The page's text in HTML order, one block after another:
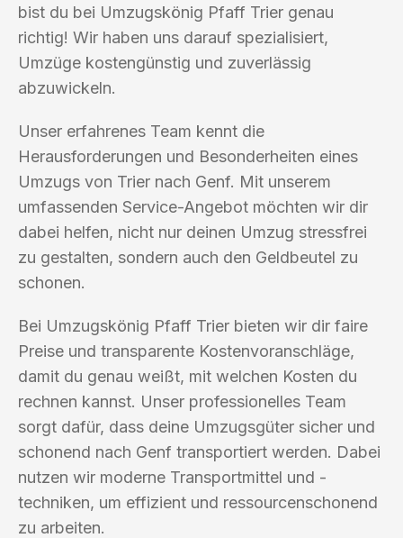
bist du bei Umzugskönig Pfaff Trier genau
richtig! Wir haben uns darauf spezialisiert,
Umzüge kostengünstig und zuverlässig
abzuwickeln.
Unser erfahrenes Team kennt die
Herausforderungen und Besonderheiten eines
Umzugs von Trier nach Genf. Mit unserem
umfassenden Service-Angebot möchten wir dir
dabei helfen, nicht nur deinen Umzug stressfrei
zu gestalten, sondern auch den Geldbeutel zu
schonen.
Bei Umzugskönig Pfaff Trier bieten wir dir faire
Preise und transparente Kostenvoranschläge,
damit du genau weißt, mit welchen Kosten du
rechnen kannst. Unser professionelles Team
sorgt dafür, dass deine Umzugsgüter sicher und
schonend nach Genf transportiert werden. Dabei
nutzen wir moderne Transportmittel und -
techniken, um effizient und ressourcenschonend
zu arbeiten.